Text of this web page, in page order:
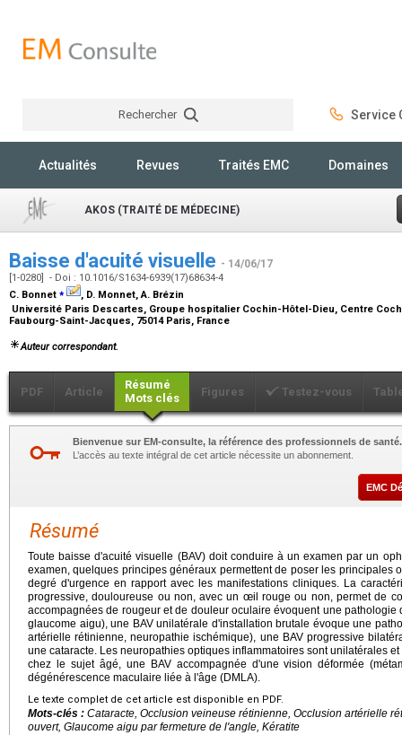
Rechercher Service
Actualités Revues Traités EMC Domaines
AKOS (TRAITÉ DE MÉDECINE)
Baisse d'acuité visuelle - 14/06/17
[1-0280] - Doi : 10.1016/S1634-6939(17)68634-4
C. Bonnet ⁎
, D. Monnet, A. Brézin
Université Paris Descartes, Groupe hospitalier Cochin-Hôtel-Dieu, Centre
Faubourg-Saint-Jacques, 75014 Paris, France
Auteur correspondant.
PDF Article
Résumé
Mots clés
Figures Testez-vous
Bienvenue sur EM-consulte, la référence des professionnels de santé.
L’accès au texte intégral de cet article nécessite un abonnement.
EMC
Résumé
Toute baisse d'acuité visuelle (BAV) doit conduire à un examen par un
examen, quelques principes généraux permettent de poser les principales
degré d'urgence en rapport avec les manifestations cliniques. La
progressive, douloureuse ou non, avec un œil rouge ou non, permet de
accompagnées de rougeur et de douleur oculaire évoquent une pathologie
glaucome aigu), une BAV unilatérale d'installation brutale évoque une
artérielle rétinienne, neuropathie ischémique), une BAV progressive
une cataracte. Les neuropathies optiques inflammatoires sont unilatérales
chez le sujet âgé, une BAV accompagnée d'une vision déformée
dégénérescence maculaire liée à l'âge (DMLA).
Le texte complet de cet article est disponible en PDF.
Mots-clés : Cataracte, Occlusion veineuse rétinienne, Occlusion artérielle
ouvert, Glaucome aigu par fermeture de l'angle, Kératite